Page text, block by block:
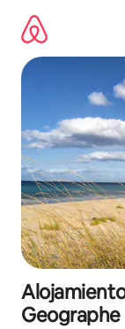
contenido
Geographe